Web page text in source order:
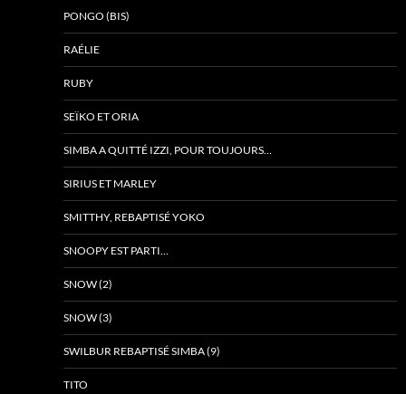
PONGO (BIS)
RAÉLIE
RUBY
SEÏKO ET ORIA
SIMBA A QUITTÉ IZZI, POUR TOUJOURS…
SIRIUS ET MARLEY
SMITTHY, REBAPTISÉ YOKO
SNOOPY EST PARTI…
SNOW (2)
SNOW (3)
SWILBUR REBAPTISÉ SIMBA (9)
TITO